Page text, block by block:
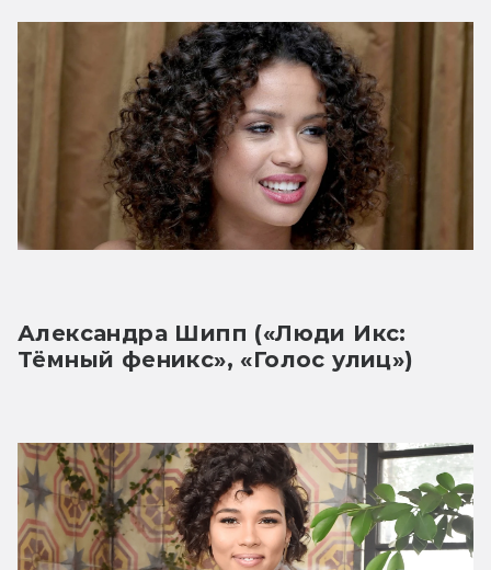
Александра Шипп («Люди Икс:
Тёмный феникс», «Голос улиц»)